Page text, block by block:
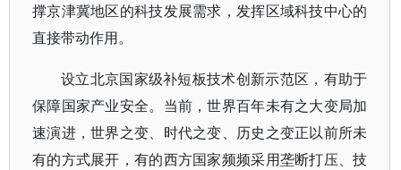
撑京津冀地区的科技发展需求，发挥区域科技中心的
直接带动作用。
设立北京国家级补短板技术创新示范区，有助于
保障国家产业安全。当前，世界百年未有之大变局加
速演进，世界之变、时代之变、历史之变正以前所未
有的方式展开，有的西方国家频频采用垄断打压、技